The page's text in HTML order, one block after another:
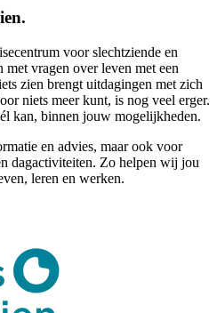
voor slechtziende en
met vragen over leven met een
zien brengt uitdagingen met zich
niets meer kunt, is nog veel erger.
kan, binnen jouw mogelijkheden.
en advies, maar ook voor
dagactiviteiten. Zo helpen wij jou
leren en werken.